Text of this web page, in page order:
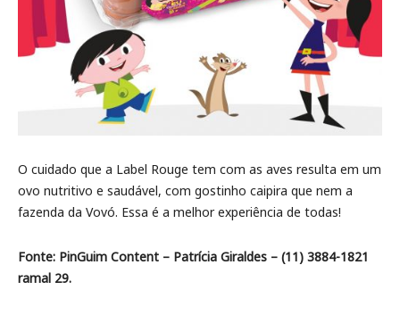
O cuidado que a Label Rouge tem com as aves resulta em um
ovo nutritivo e saudável, com gostinho caipira que nem a
fazenda da Vovó. Essa é a melhor experiência de todas!
Fonte: PinGuim Content – Patrícia Giraldes – (11) 3884-1821
ramal 29.